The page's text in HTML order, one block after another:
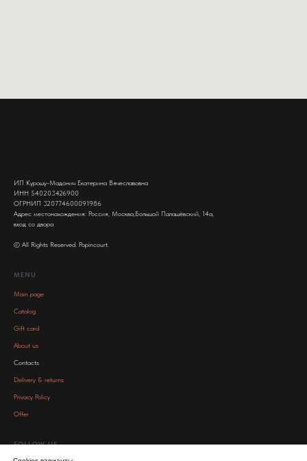
ИП Курошу-Мадонич Екатерина Вячеславовна
ИНН 540203426900
ОГРНИП 320774600091986
Адрес местонахождения: Россия, Москва,Большой Палашёвский, 14а,
вход со двора
© All Rights Reserved. Popincourt.
MENU
Main page
Catalog
Gift card
About us
Contacts
Delivery & returns
Privacy Policy
Offer
FOLLOW US